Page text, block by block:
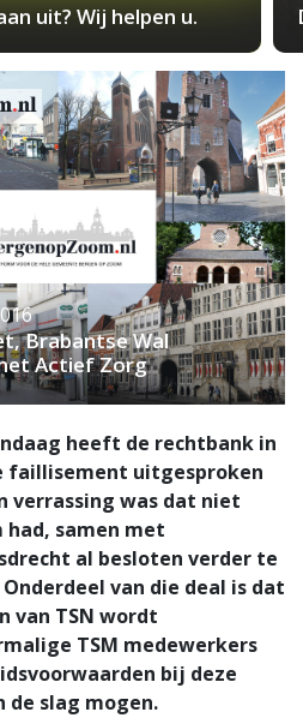
uit? Wij helpen u.
Brabantse Wal
Actief Zorg
heeft de rechtbank in
faillisement uitgesproken
verrassing was dat niet
had, samen met
al besloten verder te
van die deal is dat
van TSN wordt
TSM medewerkers
bij deze
de slag mogen.